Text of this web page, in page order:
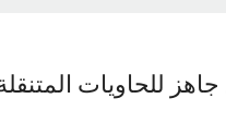
للحاويات